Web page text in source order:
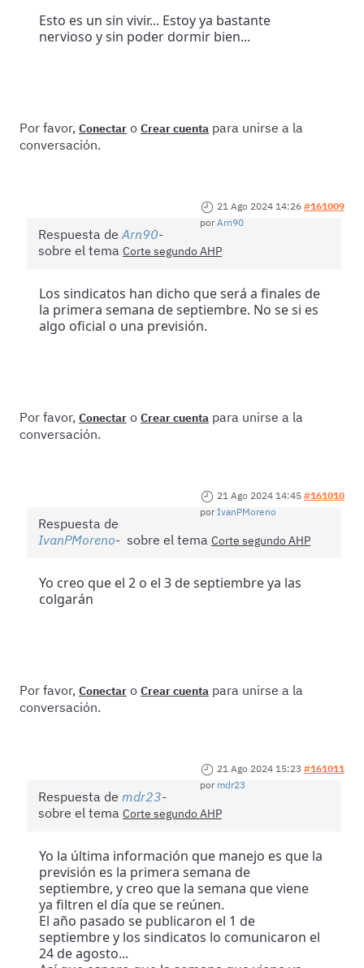
Esto es un sin vivir... Estoy ya bastante
nervioso y sin poder dormir bien...
Por favor, Conectar o Crear cuenta para unirse a la
conversación.
21 Ago 2024 14:26 #161009
porArn90
Respuesta deArn90
sobre el tema Corte segundo AHP
Los sindicatos han dicho que será a finales de
la primera semana de septiembre. No se si es
algo oficial o una previsión.
Por favor, Conectar o Crear cuenta para unirse a la
conversación.
21 Ago 2024 14:45 #161010
porIvanPMoreno
Respuesta de
IvanPMoreno
sobre el tema Corte segundo AHP
Yo creo que el 2 o el 3 de septiembre ya las
colgarán
Por favor, Conectar o Crear cuenta para unirse a la
conversación.
21 Ago 2024 15:23 #161011
por mdr23
Respuesta de mdr23
sobre el tema Corte segundo AHP
Yo la última información que manejo es que la
previsión es la primera semana de
septiembre, y creo que la semana que viene
ya filtren el día que se reúnen.
El año pasado se publicaron el 1 de
septiembre y los sindicatos lo comunicaron el
24 de agosto...